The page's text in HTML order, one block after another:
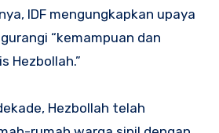
IDF mengungkapkan upaya
“kemampuan dan
Hezbollah.”
Hezbollah telah